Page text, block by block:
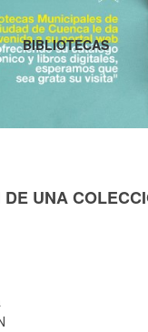
UNA
BIBLIOTECAS